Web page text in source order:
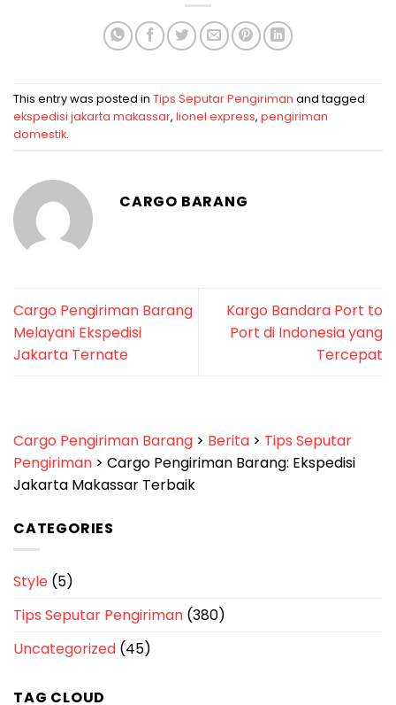
This entry was posted in Tips Seputar Pengiriman and tagged
ekspedisi jakarta makassar, lionel express, pengiriman
domestik.
CARGO BARANG
Cargo Pengiriman Barang
Melayani Ekspedisi
Jakarta Ternate
Kargo Bandara Port to
Port di Indonesia yang
Tercepat
Cargo Pengiriman Barang > Berita > Tips Seputar
Pengiriman > Cargo Pengiriman Barang: Ekspedisi
Jakarta Makassar Terbaik
CATEGORIES
Style (5)
Tips Seputar Pengiriman (380)
Uncategorized (45)
TAG CLOUD